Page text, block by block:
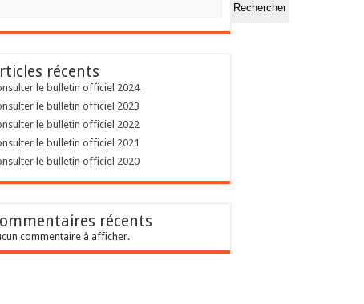
Rechercher
récents
le bulletin officiel 2024
le bulletin officiel 2023
le bulletin officiel 2022
le bulletin officiel 2021
le bulletin officiel 2020
récents
commentaire à afficher.